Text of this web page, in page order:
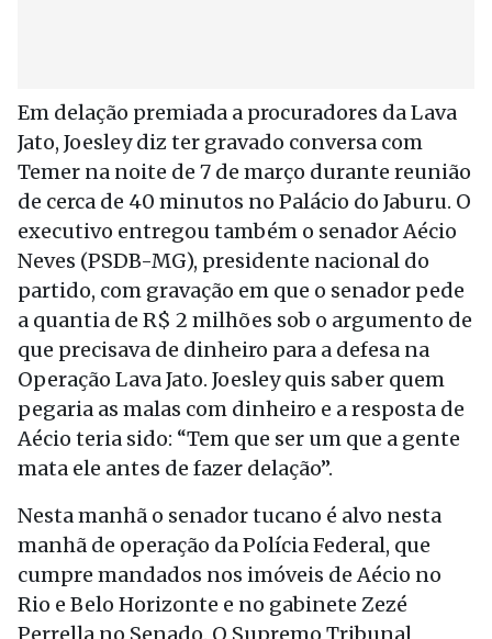
Em delação premiada a procuradores da Lava
Jato, Joesley diz ter gravado conversa com
Temer na noite de 7 de março durante reunião
de cerca de 40 minutos no Palácio do Jaburu. O
executivo entregou também o senador Aécio
Neves (PSDB-MG), presidente nacional do
partido, com gravação em que o senador pede
a quantia de R$ 2 milhões sob o argumento de
que precisava de dinheiro para a defesa na
Operação Lava Jato. Joesley quis saber quem
pegaria as malas com dinheiro e a resposta de
Aécio teria sido: “Tem que ser um que a gente
mata ele antes de fazer delação”.
Nesta manhã o senador tucano é alvo nesta
manhã de operação da Polícia Federal, que
cumpre mandados nos imóveis de Aécio no
Rio e Belo Horizonte e no gabinete Zezé